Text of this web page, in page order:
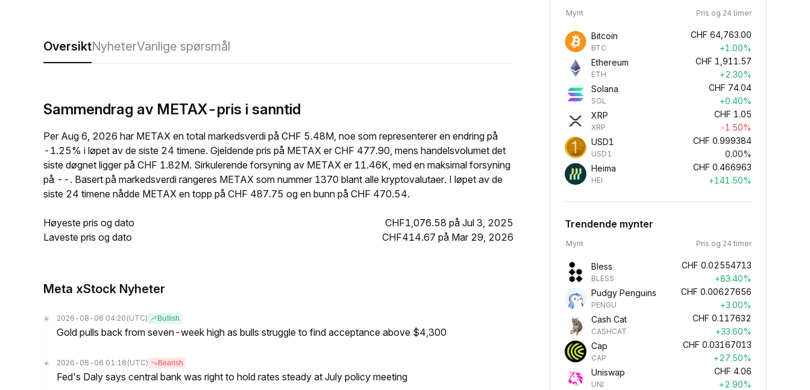
OversiktNyheterVanlige spørsmål
Sammendrag av METAX-pris i sanntid
Per Aug 6, 2026 har METAX en total markedsverdi på CHF 5.48M, noe som representerer en endring på
-1.25% i løpet av de siste 24 timene. Gjeldende pris på METAX er CHF 477.90, mens handelsvolumet det
siste døgnet ligger på CHF 1.82M. Sirkulerende forsyning av METAX er 11.46K, med en maksimal forsyning
på --. Basert på markedsverdi rangeres METAX som nummer 1370 blant alle kryptovalutaer. I løpet av de
siste 24 timene nådde METAX en topp på CHF 487.75 og en bunn på CHF 470.54.
Høyeste pris og dato
CHF1,076.58 på Jul 3, 2025
Laveste pris og dato
CHF414.67 på Mar 29, 2026
Meta xStock Nyheter
2026-08-06 04:20 (UTC) Bullish
Gold pulls back from seven-week high as bulls struggle to find acceptance above $4,300
2026-08-06 01:18 (UTC) Bearish
Fed's Daly says central bank was right to hold rates steady at July policy meeting
Mynt Pris og 24 timer
Bitcoin
BTC
CHF 64,763.00
+1.00%
Ethereum
ETH
CHF 1,911.57
+2.30%
Solana
SOL
CHF 74.04
+0.40%
XRP
XRP
CHF 1.05
-1.50%
USD1
USD1
CHF 0.999384
0.00%
Heima
HEI
CHF 0.466963
+141.50%
Trendende mynter
Mynt Pris og 24 timer
Bless
BLESS
CHF 0.02554713
+83.40%
Pudgy Penguins
PENGU
CHF 0.00627656
+3.00%
Cash Cat
CASHCAT
CHF 0.117632
+33.60%
Cap
CAP
CHF 0.03167013
+27.50%
Uniswap
UNI
CHF 4.06
+2.90%